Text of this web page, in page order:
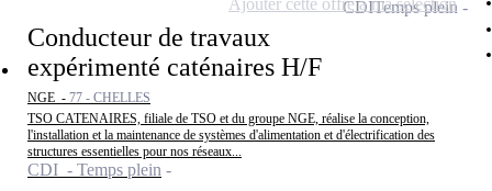
Conducteur de travaux
expérimenté caténaires H/F
NGE - 77 - CHELLES
TSO CATENAIRES, filiale de TSO et du groupe NGE, réalise la conception,
l'installation et la maintenance de systèmes d'alimentation et d'électrification des
structures essentielles pour nos réseaux...
CDI - Temps plein
CDITemps plein
Ajouter cette offre à ma sélection